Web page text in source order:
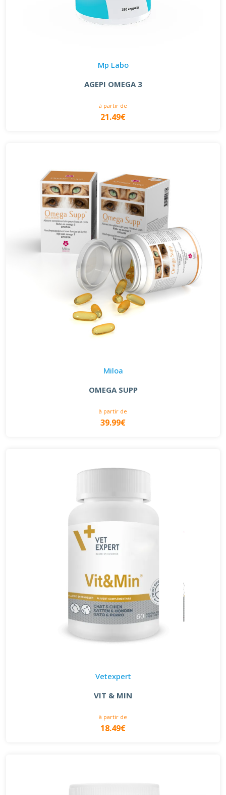
Mp Labo
AGEPI OMEGA 3
à partir de
21.49€
Miloa
OMEGA SUPP
à partir de
39.99€
Vetexpert
VIT & MIN
à partir de
18.49€